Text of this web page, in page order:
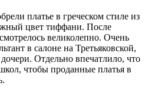
платье в греческом стиле из
цвет тиффани. После
великолепно. Очень
в салоне на Третьяковской,
Отдельно впечатлило, что
чтобы проданные платья в